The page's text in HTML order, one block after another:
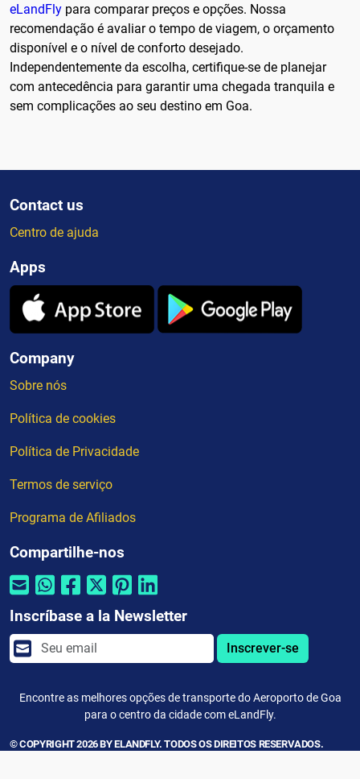
eLandFly para comparar preços e opções. Nossa
recomendação é avaliar o tempo de viagem, o orçamento
disponível e o nível de conforto desejado.
Independentemente da escolha, certifique-se de planejar
com antecedência para garantir uma chegada tranquila e
sem complicações ao seu destino em Goa.
Contact us
Centro de ajuda
Apps
Company
Sobre nós
Política de cookies
Política de Privacidade
Termos de serviço
Programa de Afiliados
Compartilhe-nos
Inscríbase a la Newsletter
Inscrever-se
Encontre as melhores opções de transporte do Aeroporto de Goa
para o centro da cidade com eLandFly.
© COPYRIGHT 2026 BY ELANDFLY. TODOS OS DIREITOS RESERVADOS.